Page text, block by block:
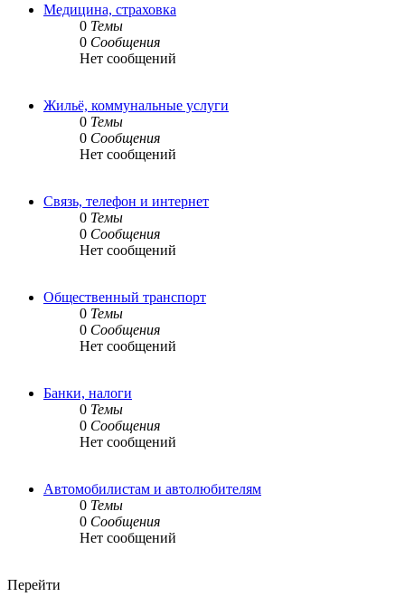
Медицина, страховка
0 Темы
0 Сообщения
Нет сообщений
Жильё, коммунальные услуги
0 Темы
0 Сообщения
Нет сообщений
Связь, телефон и интернет
0 Темы
0 Сообщения
Нет сообщений
Общественный транспорт
0 Темы
0 Сообщения
Нет сообщений
Банки, налоги
0 Темы
0 Сообщения
Нет сообщений
Автомобилистам и автолюбителям
0 Темы
0 Сообщения
Нет сообщений
Перейти